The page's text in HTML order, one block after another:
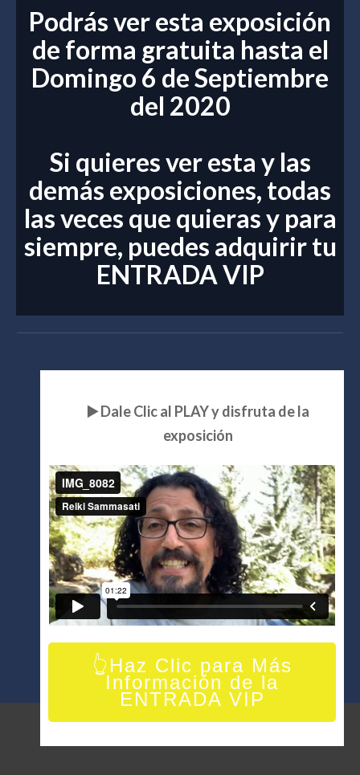
Podrás ver esta exposición
de forma gratuita hasta el
Domingo 6 de Septiembre
del 2020
Si quieres ver esta y las
demás exposiciones, todas
las veces que quieras y para
siempre, puedes adquirir tu
ENTRADA VIP
▶️ Dale Clic al PLAY y disfruta de la
exposición
👆Haz Clic para Más
Información de la
ENTRADA VIP